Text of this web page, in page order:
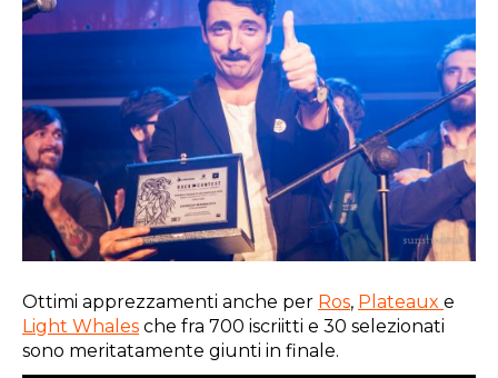
Ottimi apprezzamenti anche per Ros, Plateaux e
Light Whales che fra 700 iscriitti e 30 selezionati
sono meritatamente giunti in finale.